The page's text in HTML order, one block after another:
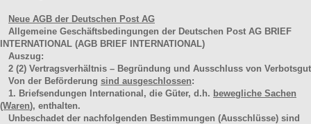
Neue AGB der Deutschen Post AG
Allgemeine Geschäftsbedingungen der Deutschen Post AG BRIEF
INTERNATIONAL (AGB BRIEF INTERNATIONAL)
Auszug:
2 (2) Vertragsverhältnis – Begründung und Ausschluss von Verbotsgut
Von der Beförderung sind ausgeschlossen:
1. Briefsendungen International, die Güter, d.h. bewegliche Sachen
(Waren), enthalten.
Unbeschadet der nachfolgenden Bestimmungen (Ausschlüsse) sind